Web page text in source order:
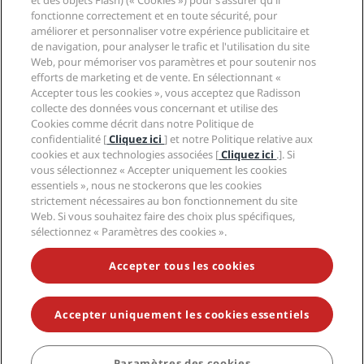
Hôtels adaptés aux sportifs
Hôtels adaptés aux Familles
Santé et sécurité
Carrières RHG
Carrières PPHE
Carrières EHL
The Club by RHG
Opportunités de développement
Entreprise responsable
Approvisionnement
Centre de confidentialité
Mentions légales
Conditions générales Radisson Rewards
Contrat d’utilisation du site
Accessibilité numérique
Déclaration sur l’esclavage moderne
Aide
Avis aux consommateurs
Contact
FAQ
Plan du site
Médias sociaux
Marques Radisson Hotels
NE MANQUEZ AUCUNE DE NOS OFFRES LES PLUS
POPULAIRES
© 2026 Radisson Hotel Group.Tous droits réservés. RHG Radisson
Hotel Group, Radisson, Radisson RED, Radisson Blu, Radisson Collection,
Radisson Individuals, Park Plaza, Park Inn, Country Inn & Suites, Prize by
Radisson, Radisson Rewards, et Radisson Meetings sont des marques
fonctionne correctement et en toute sécurité, pour
améliorer et personnaliser votre expérience publicitaire et
de navigation, pour analyser le trafic et l'utilisation du site
Web, pour mémoriser vos paramètres et pour soutenir nos
efforts de marketing et de vente. En sélectionnant «
Accepter tous les cookies », vous acceptez que Radisson
collecte des données vous concernant et utilise des
Cookies comme décrit dans notre Politique de
confidentialité [Cliquez ici] et notre Politique relative aux
cookies et aux technologies associées [Cliquez ici .]. Si
vous sélectionnez « Accepter uniquement les cookies
essentiels », nous ne stockerons que les cookies
strictement nécessaires au bon fonctionnement du site
Web. Si vous souhaitez faire des choix plus spécifiques,
sélectionnez « Paramètres des cookies ».
Accepter tous les cookies
Accepter uniquement les cookies essentiels